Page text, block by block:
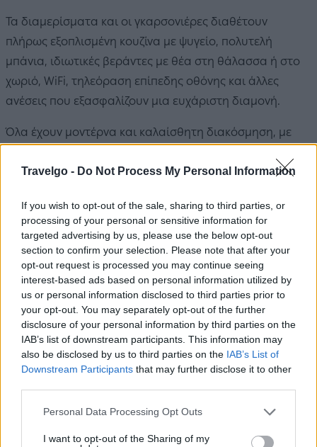
Travelgo - Do Not Process My Personal Information
If you wish to opt-out of the sale, sharing to third parties, or
processing of your personal or sensitive information for
targeted advertising by us, please use the below opt-out
section to confirm your selection. Please note that after your
opt-out request is processed you may continue seeing
interest-based ads based on personal information utilized by
us or personal information disclosed to third parties prior to
your opt-out. You may separately opt-out of the further
disclosure of your personal information by third parties on the
IAB’s list of downstream participants. This information may
also be disclosed by us to third parties on the IAB’s List of
Downstream Participants that may further disclose it to other
Please note that this website/app uses one or more Google
not limited to your visit or usage behaviour. You may click to
Personal Data Processing Opt Outs
I want to opt-out of the Sharing of my
Τα διαμερίσματα και οι γκαρσονιέρες διαθέτουν
πλήρως εξοπλισμένη κουζίνα με ψυγείο, πολυτελή
μπάνια, ιδιωτικές βεράντες με θέα στη θάλασσα ή στο
χωριό, WiFi, τηλεόραση επίπεδης οθόνης και άλλες
ανέσεις που εξασφαλίζουν μια ευχάριστη διαμονή.
Όλα έχουν μοντέρνα και καλαίσθητη διακόσμηση, με
και του γαλάζιου να κυριαρχούν.
Ξεκινήστε την ημέρα σας με το πλούσιο πρωινό με
σπιτικές συνταγές που ετοιμάζει η κυρία Πόπη, ώστε να
είστε γεμάτοι ενέργεια για τις βόλτες σας στο νησί.
Ο καταπράσινος περιβάλλων χώρος, με πολλές γωνιές
για να απολαύσετε το πρωινό ή τον καφέ σας, καθώς και
η θέα προς τη Χώρα της Σκύρου και τη θάλασσα
δημιουργούν ένα μοναδικό σκηνικό χαλάρωσης και
ηρεμίας. Το συγκρότημα προσφέρει επίσης δωρεάν
πάρκινγκ, BBQ και ποδήλατα για βόλτες.
εντυπωσιακά μεγάλη και αμμώδη παραλία, η οποία